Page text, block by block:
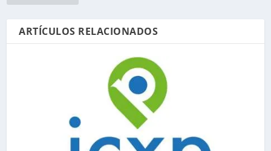
ARTÍCULOS RELACIONADOS